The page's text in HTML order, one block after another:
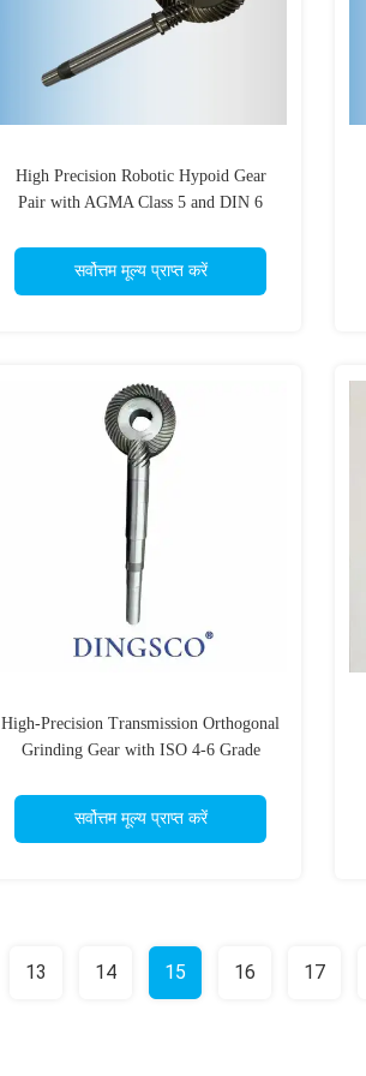
High Precision Robotic Hypoid Gear
Pair with AGMA Class 5 and DIN 6
सर्वोत्तम मूल्य प्राप्त करें
High-Precision Transmission Orthogonal
Grinding Gear with ISO 4-6 Grade
सर्वोत्तम मूल्य प्राप्त करें
13 14 15 16 17